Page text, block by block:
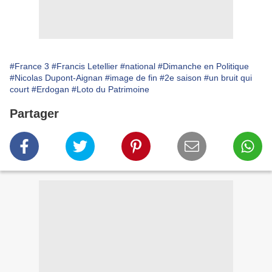
#France 3 #Francis Letellier #national #Dimanche en Politique
#Nicolas Dupont-Aignan #image de fin #2e saison #un bruit qui
court #Erdogan #Loto du Patrimoine
Partager